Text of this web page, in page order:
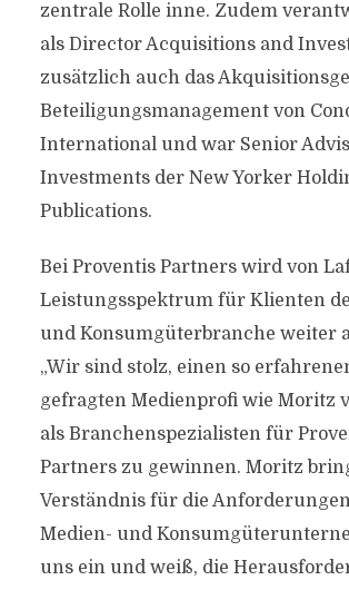
zentrale Rolle inne. Zudem
als Director Acquisitions and
zusätzlich auch das
Beteiligungsmanagement von
International und war Senior
Investments der New Yorker
Publications.
Bei Proventis Partners wird von
Leistungsspektrum für Klienten
und Konsumgüterbranche weiter
„Wir sind stolz, einen so
gefragten Medienprofi wie Moritz
als Branchenspezialisten für
Partners zu gewinnen. Moritz
Verständnis für die
Medien- und
uns ein und weiß, die